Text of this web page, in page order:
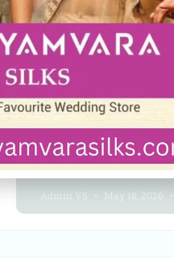
അറിവും
ജീവിതത്തിന്
രാധാകൃഷ്ണൻ
Admin YS May 18, 2026